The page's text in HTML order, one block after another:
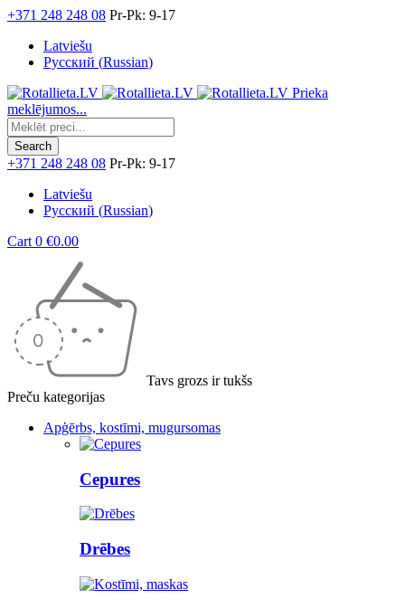
+371 248 248 08 Pr-Pk: 9-17
Latviešu
Русский (Russian)
Prieka
meklējumos...
+371 248 248 08 Pr-Pk: 9-17
Latviešu
Русский (Russian)
Cart 0 €0.00
Tavs grozs ir tukšs
Preču kategorijas
Apģērbs, kostīmi, mugursomas
Cepures
Drēbes